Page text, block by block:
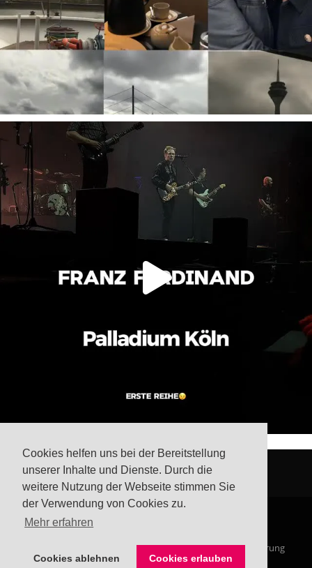
Cookies helfen uns bei der Bereitstellung
unserer Inhalte und Dienste. Durch die
weitere Nutzung der Webseite stimmen Sie
der Verwendung von Cookies zu.
Mehr erfahren
Cookies ablehnen Cookies erlauben
Impressum Datenschutzerklärung